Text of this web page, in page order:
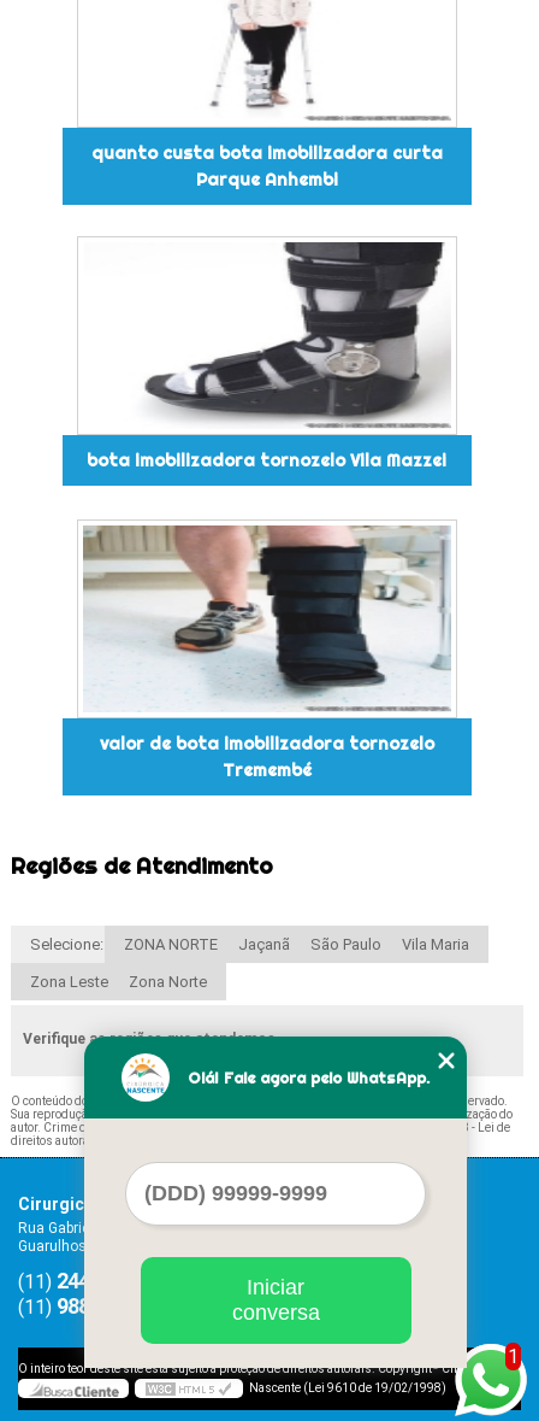
quanto custa bota imobilizadora curta
Parque Anhembi
bota imobilizadora tornozelo Vila Mazzei
valor de bota imobilizadora tornozelo
Tremembé
Regiões de Atendimento
Selecione: ZONA NORTE Jaçanã São Paulo Vila Maria
Zona Leste Zona Norte
Verifique as regiões que atendemos
O conteúdo do texto " Botas Imobilizadoras Longa Freguesia do Ó
" é de direito reservado.
Sua reprodução, parcial ou total, mesmo citando nossos links, é proibida sem a autorização do
autor. Crime de violação de direito autoral – artigo 184 do Código Penal –
Lei 9610/98 - Lei de
direitos autorais
Cirurgica Nascente
Rua Gabriel Machado, 186 e 190 - Centro
Guarulhos - SP - CEP: 07011-070
(11) 2440-7466 2408-4966
(11) 98815-1349
Serviços
Contato
O inteiro teor deste site está sujeito à proteção de direitos autorais. Copyright Cirurgica
Nascente (Lei 9610 de 19/02/1998)
1
Olá! Fale agora pelo WhatsApp.
Iniciar
conversa